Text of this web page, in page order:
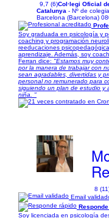
9,7 (6)Col·legi Oficial
Catalunya - Nº de
Barcelona (Barcelona)
Soy graduada en psicología y
coaching y programación
reeducaciones
aprendizaje. Además, soy
Ferran dice: "Estamos muy
por la manera de trabajar con
sean agradables, divertidas y
personal no remunerado para
siguiendo un plan de estudio y
niña. "
8
Email
Soy licenciada en psicología